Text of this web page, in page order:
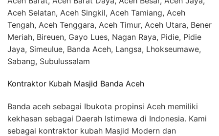
Aceh Selatan, Aceh Singkil, Aceh Tamiang, Aceh
Tengah, Aceh Tenggara, Aceh Timur, Aceh Utara, Bener
Meriah, Bireuen, Gayo Lues, Nagan Raya, Pidie, Pidie
Jaya, Simeulue, Banda Aceh, Langsa, Lhokseumawe,
Sabang, Subulussalam
Kontraktor Kubah Masjid Banda Aceh
Banda aceh sebagai Ibukota propinsi Aceh memiliki
kekhasan sebagai Daerah Istimewa di Indonesia. Kami
sebagai kontraktor kubah Masjid Modern dan